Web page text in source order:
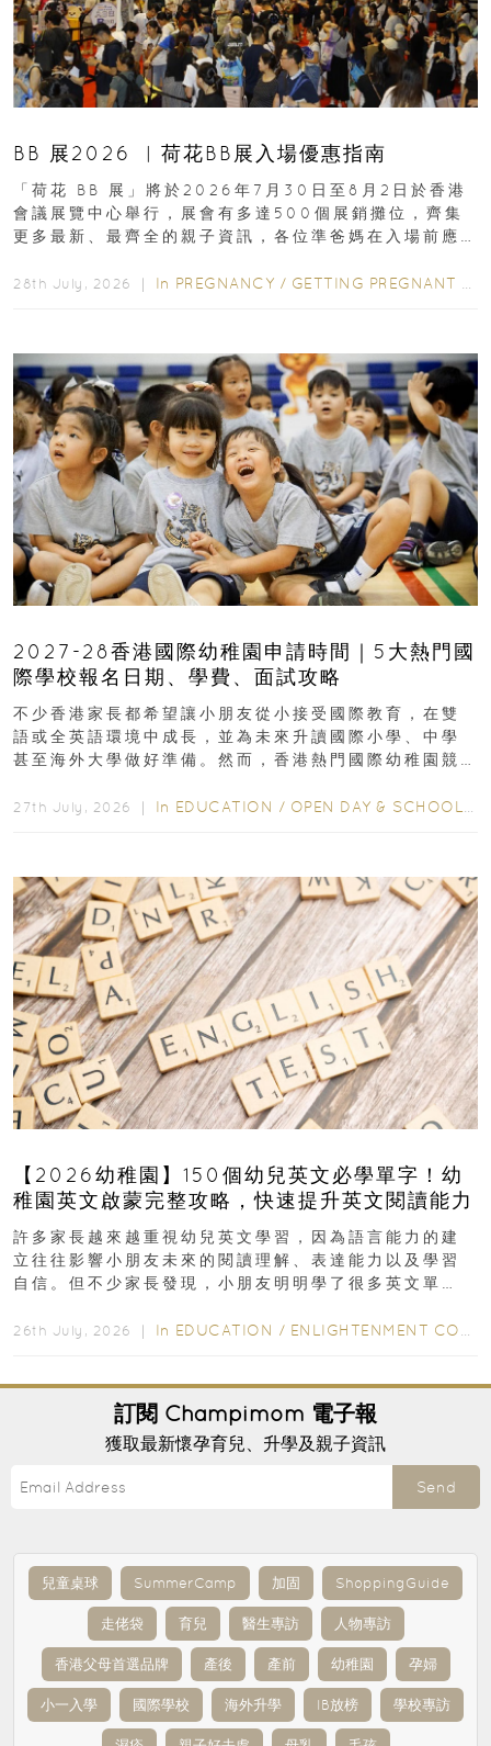
BB 展2026 ︳荷花BB展入場優惠指南
「荷花 BB 展」將於2026年7月30日至8月2日於香港
會議展覽中心舉行，展會有多達500個展銷攤位，齊集
更多最新、最齊全的親子資訊，各位準爸媽在入場前應
28th July, 2026 ｜ In PREGNANCY / GETTING PREGNANT
2027-28香港國際幼稚園申請時間｜5大熱門國
際學校報名日期、學費、面試攻略
不少香港家長都希望讓小朋友從小接受國際教育，在雙
語或全英語環境中成長，並為未來升讀國際小學、中學
甚至海外大學做好準備。然而，香港熱門國際幼稚園競
27th July, 2026 ｜ In EDUCATION / OPEN DAY & SCHOOL EVENTS
【2026幼稚園】150個幼兒英文必學單字！幼
稚園英文啟蒙完整攻略，快速提升英文閱讀能力
許多家長越來越重視幼兒英文學習，因為語言能力的建
立往往影響小朋友未來的閱讀理解、表達能力以及學習
自信。但不少家長發現，小朋友明明學了很多英文單
26th July, 2026 ｜ In EDUCATION / ENLIGHTENMENT CORNER
訂閱 Champimom 電子報
獲取最新懷孕育兒、升學及親子資訊
Send
兒童桌球 SummerCamp 加固 ShoppingGuide
走佬袋 育兒 醫生專訪 人物專訪
香港父母首選品牌 產後 產前 幼稚園 孕婦
小一入學 國際學校 海外升學 IB放榜 學校專訪